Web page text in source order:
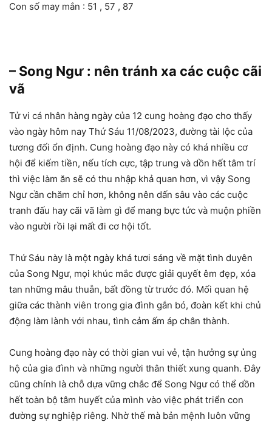
Con số may mắn : 51 , 57 , 87
– Song Ngư : nên tránh xa các cuộc cãi
vã
Tử vi cá nhân hàng ngày của 12 cung hoàng đạo cho thấy
vào ngày hôm nay Thứ Sáu 11/08/2023, đường tài lộc của
tương đối ổn định. Cung hoàng đạo này có khá nhiều cơ
hội để kiếm tiền, nếu tích cực, tập trung và dồn hết tâm trí
thì việc làm ăn sẽ có thu nhập khả quan hơn, vì vậy Song
Ngư cần chăm chỉ hơn, không nên dấn sâu vào các cuộc
tranh đấu hay cãi vã làm gì để mang bực tức và muộn phiền
vào người rồi lại mất đi cơ hội tốt.
Thứ Sáu này là một ngày khá tươi sáng về mặt tình duyên
của Song Ngư, mọi khúc mắc được giải quyết êm đẹp, xóa
tan những mâu thuẫn, bất đồng từ trước đó. Mối quan hệ
giữa các thành viên trong gia đình gắn bó, đoàn kết khi chủ
động làm lành với nhau, tình cảm ấm áp chân thành.
Cung hoàng đạo này có thời gian vui vẻ, tận hưởng sự ủng
hộ của gia đình và những người thân thiết xung quanh. Đây
cũng chính là chỗ dựa vững chắc để Song Ngư có thể dồn
hết toàn bộ tâm huyết của mình vào việc phát triển con
đường sự nghiệp riêng. Nhờ thế mà bản mệnh luôn vững